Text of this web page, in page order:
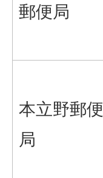
郵便局
本立野郵便
局